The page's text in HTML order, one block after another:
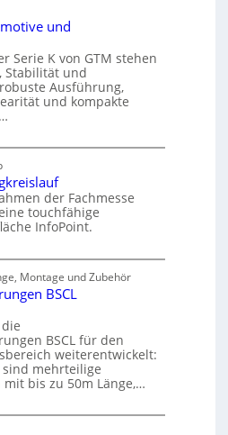
und
Serie K von GTM stehen
Stabilität und
Ausführung,
und kompakte
der Fachmesse
touchfähige
InfoPoint.
Montage und Zubehör
BSCL
BSCL für den
weiterentwickelt:
mehrteilige
bis zu 50m Länge,…